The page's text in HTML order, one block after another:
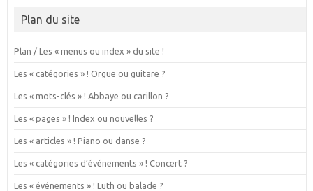
Plan du site
Plan / Les « menus ou index » du site !
Les « catégories » ! Orgue ou guitare ?
Les « mots-clés » ! Abbaye ou carillon ?
Les « pages » ! Index ou nouvelles ?
Les « articles » ! Piano ou danse ?
Les « catégories d’événements » ! Concert ?
Les « événements » ! Luth ou balade ?